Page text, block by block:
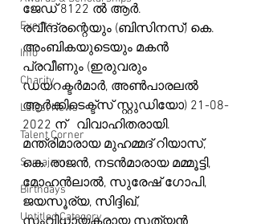
Events
Info
Charity
Latest News
Talent Corner
Samajam
Birthdays
Untitled Category
ജേഡ് 8122 ൽ ആർ.
രവീന്ദ്രന്റെയും (ബിസിനസ്) കെ.
അംബികയുടെയും മകൻ
പ്രവീണും (ഇരുവരും
ഡയറക്ടർമാർ, അൺപാരലൽ
ആർക്കിടെക്ട്സ് സ്റ്റുഡിയോ) 21-08-
2022 ന്   വിവാഹിതരായി.
മന്ത്രിമാരായ മുഹമ്മദ് റിയാസ്,
കെ. രാജൻ, നടൻമാരായ മമ്മൂട്ടി,
മോഹൻലാൽ, സുരേഷ് ഗോപി,
ജയസൂര്യ, സിദ്ദിഖ്,